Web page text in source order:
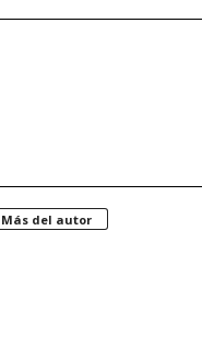
Más del autor